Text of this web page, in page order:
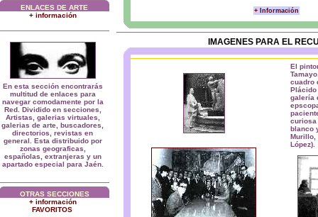
ENLACES DE ARTE
+ información
En esta sección encontrarás
multitud de enlaces para
navegar comodamente por la
Red. Dividido en secciones,
Artistas, galerias virtuales,
galerias de arte, buscadores,
directorios, revistas en
general. Esta distribuido por
zonas geograficas,
españolas, extranjeras y un
apartado especial para Jaén.
OTRAS SECCIONES
+ información
FAVORITOS
+ Información
IMAGENES PARA EL
El
cuadro
Plácido
galería
curiosa
blanco
Murillo,
López).